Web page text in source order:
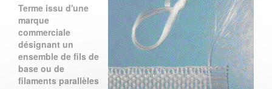
Terme issu d'une
marque
commerciale
désignant un
ensemble de fils de
base ou de
filaments parallèles